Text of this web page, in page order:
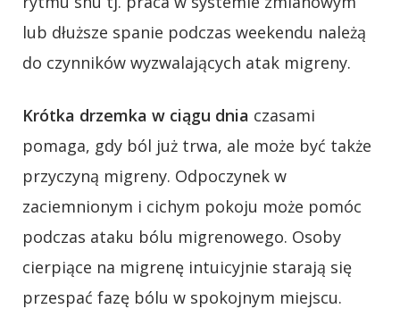
lub dłuższe spanie podczas weekendu należą
do czynników wyzwalających atak migreny.
Krótka drzemka w ciągu dnia czasami
pomaga, gdy ból już trwa, ale może być także
przyczyną migreny. Odpoczynek w
zaciemnionym i cichym pokoju może pomóc
podczas ataku bólu migrenowego. Osoby
cierpiące na migrenę intuicyjnie starają się
przespać fazę bólu w spokojnym miejscu.